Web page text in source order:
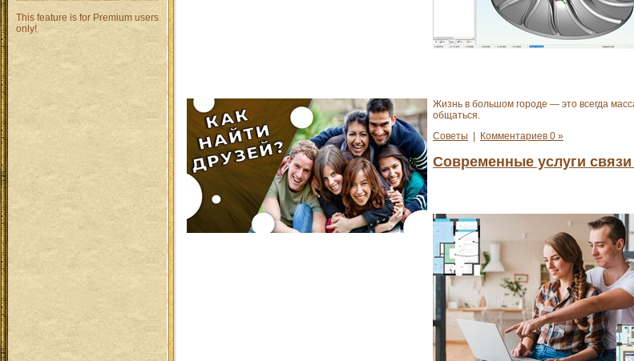
This feature is for Premium users
only!
Жизнь в большом городе — это всегда
общаться.
Советы
Комментариев 0 »
Современные услуги